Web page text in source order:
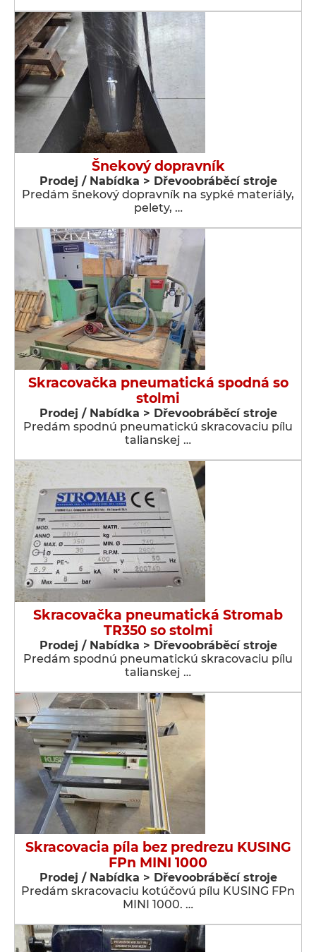
Šnekový dopravník
Prodej / Nabídka > Dřevoobráběcí stroje
Predám šnekový dopravník na sypké materiály,
pelety, …
Skracovačka pneumatická spodná so
stolmi
Prodej / Nabídka > Dřevoobráběcí stroje
Predám spodnú pneumatickú skracovaciu pílu
talianskej …
Skracovačka pneumatická Stromab
TR350 so stolmi
Prodej / Nabídka > Dřevoobráběcí stroje
Predám spodnú pneumatickú skracovaciu pílu
talianskej …
Skracovacia píla bez predrezu KUSING
FPn MINI 1000
Prodej / Nabídka > Dřevoobráběcí stroje
Predám skracovaciu kotúčovú pílu KUSING FPn
MINI 1000. …